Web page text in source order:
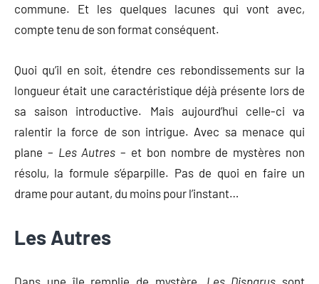
commune. Et les quelques lacunes qui vont avec,
compte tenu de son format conséquent.
Quoi qu’il en soit, étendre ces rebondissements sur la
longueur était une caractéristique déjà présente lors de
sa saison introductive. Mais aujourd’hui celle-ci va
ralentir la force de son intrigue. Avec sa menace qui
plane – Les Autres – et bon nombre de mystères non
résolu, la formule s’éparpille. Pas de quoi en faire un
drame pour autant, du moins pour l’instant…
Les Autres
Dans une île remplie de mystère, Les Disparus sont